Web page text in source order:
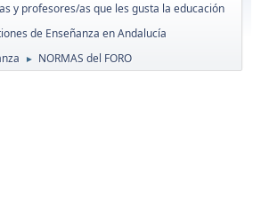
y profesores/as que les gusta la educación
de Enseñanza en Andalucía
► NORMAS del FORO